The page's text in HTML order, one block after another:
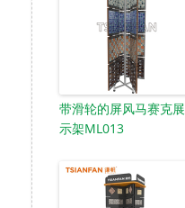
带滑轮的屏风马赛克展
示架ML013